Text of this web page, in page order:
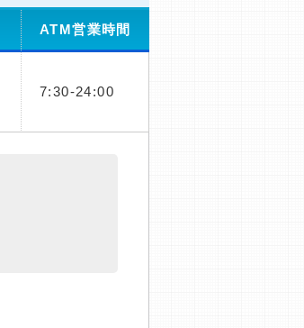
ATM営業時間
7:30-24:00